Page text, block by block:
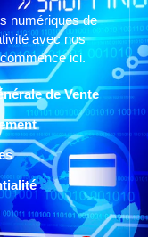
numériques de
avec nos
ici.
de Vente